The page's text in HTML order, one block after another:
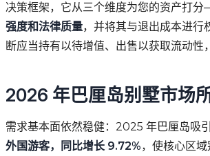
决策框架，它从三个维度为您的资产打
强度和法律质量，并将其与退出成本进行
断应当持有以待增值、出售以获取流动性
2026 年巴厘岛别墅市场
需求基本面依然稳健：2025 年巴厘岛吸
外国游客，同比增长 9.72%，使核心区